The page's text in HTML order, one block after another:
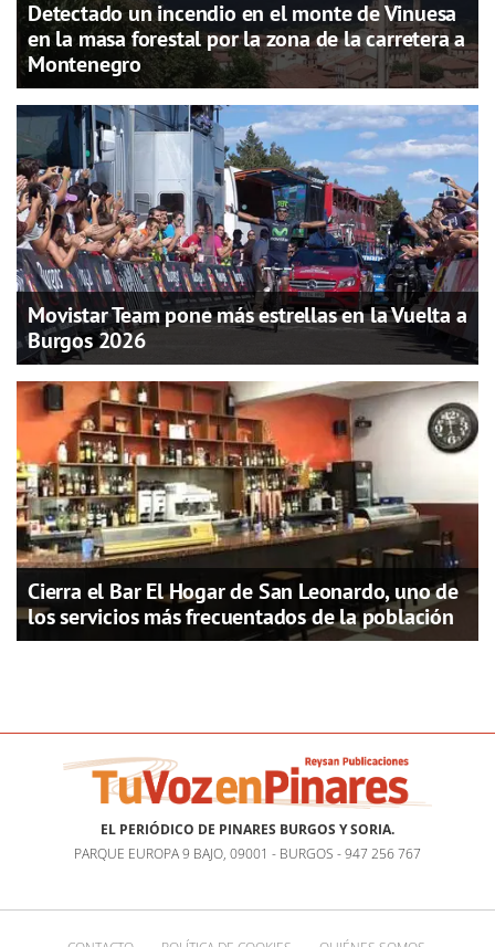
Detectado un incendio en el monte de Vinuesa
en la masa forestal por la zona de la carretera a
Montenegro
Movistar Team pone más estrellas en la Vuelta a
Burgos 2026
Cierra el Bar El Hogar de San Leonardo, uno de
los servicios más frecuentados de la población
EL PERIÓDICO DE PINARES BURGOS Y SORIA.
PARQUE EUROPA 9 BAJO, 09001 - BURGOS - 947 256 767